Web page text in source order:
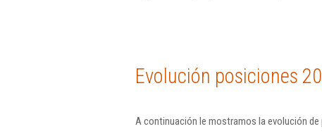
Evolución posiciones
A continuación le mostramos la evolución de